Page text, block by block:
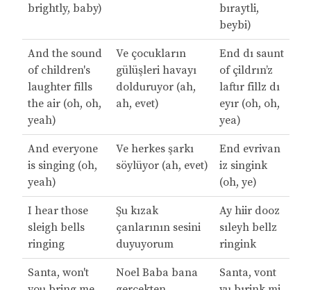
brightly, baby)
bıraytli,
beybi)
And the sound
of children's
laughter fills
the air (oh, oh,
yeah)
Ve çocukların
gülüşleri havayı
dolduruyor (ah,
ah, evet)
End dı saunt
of çildrın’z
laftır fillz dı
eyır (oh, oh,
yea)
And everyone
is singing (oh,
yeah)
Ve herkes şarkı
söylüyor (ah, evet)
End evrivan
iz singink
(oh, ye)
I hear those
sleigh bells
ringing
Şu kızak
çanlarının sesini
duyuyorum
Ay hiir dooz
sıleyh bellz
ringink
Santa, won't
Noel Baba bana
Santa, vont